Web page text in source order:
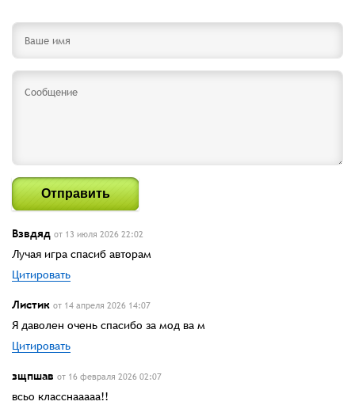
Отправить
Взвдяд от 13 июля 2026 22:02
Лучая игра спасиб авторам
Цитировать
Листик от 14 апреля 2026 14:07
Я даволен очень спасибо за мод ва м
Цитировать
зщпшав от 16 февраля 2026 02:07
всьо класснааааа!!